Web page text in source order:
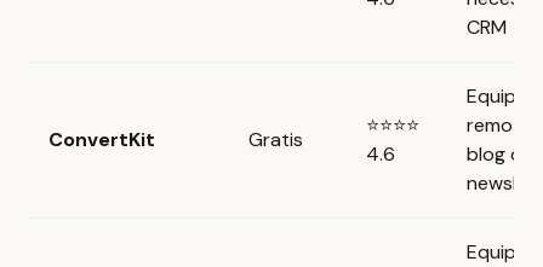
CRM
ConvertKit Gratis
⭐⭐⭐⭐
4.6
Equipos
blog o
Equipos